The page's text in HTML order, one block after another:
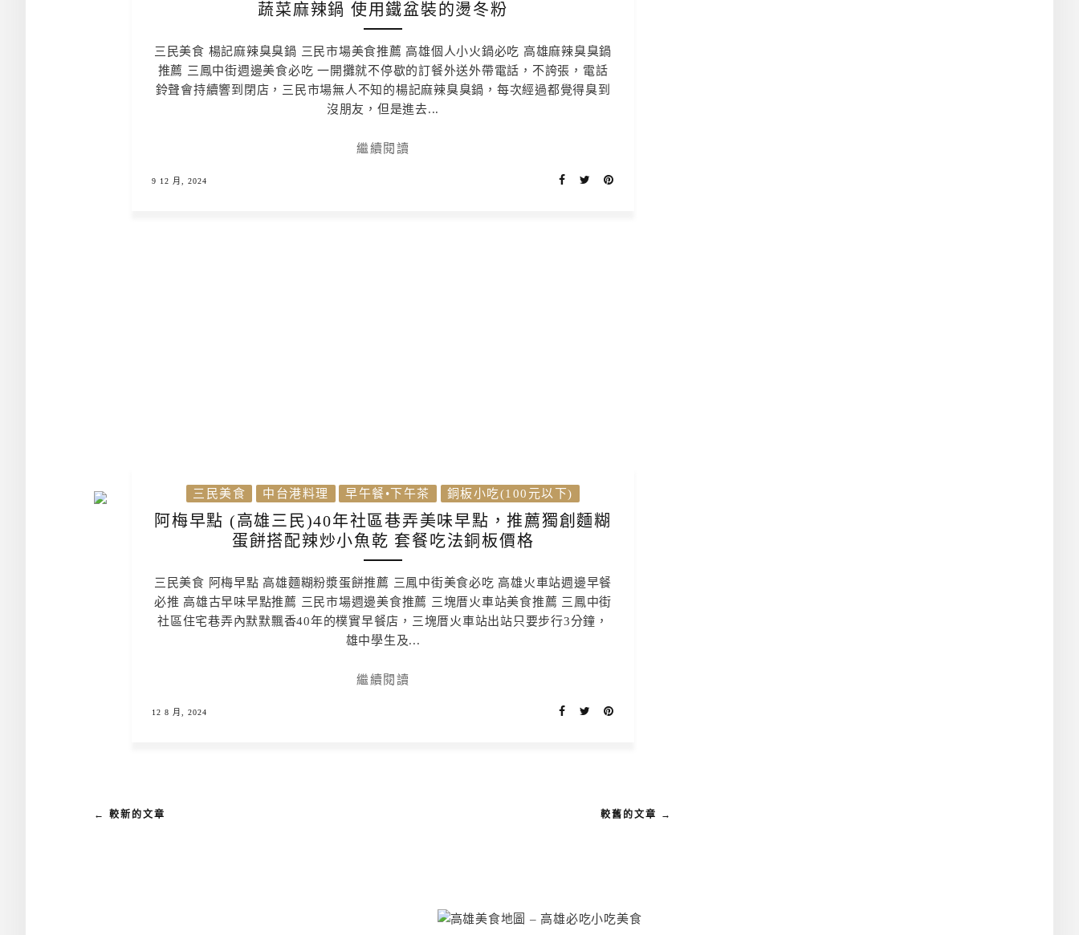
蔬菜麻辣鍋 使用鐵盆裝的燙冬粉
三民美食 楊記麻辣臭臭鍋 三民市場美食推薦 高雄個人小火鍋必吃 高雄麻辣臭臭鍋
推薦 三鳳中街週邊美食必吃 一開攤就不停歇的訂餐外送外帶電話，不誇張，電話
鈴聲會持續響到閉店，三民市場無人不知的楊記麻辣臭臭鍋，每次經過都覺得臭到
沒朋友，但是進去...
繼續閱讀
9 12 月, 2024
三民美食 中台港料理 早午餐•下午茶 銅板小吃(100元以下)
阿梅早點 (高雄三民)40年社區巷弄美味早點，推薦獨創麵糊
蛋餅搭配辣炒小魚乾 套餐吃法銅板價格
三民美食 阿梅早點 高雄麵糊粉漿蛋餅推薦 三鳳中街美食必吃 高雄火車站週邊早餐
必推 高雄古早味早點推薦 三民市場週邊美食推薦 三塊厝火車站美食推薦 三鳳中街
社區住宅巷弄內默默飄香40年的樸實早餐店，三塊厝火車站出站只要步行3分鐘，
雄中學生及...
繼續閱讀
12 8 月, 2024
較舊的文章 →
← 較新的文章